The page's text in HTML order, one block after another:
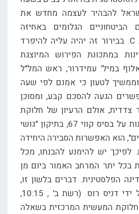
להבהיר לעצמה מחדש את
הביטחוניים הגלומים באחיזה
הישראלית במרחב C. בבירור זה יהיה עליה להיפרד
במתכונת הפירוש המיוצגת
במיל' עמידרור, ראש המל"ל
לטעון כי אמנם לפי שעה
הגעה להסכם קבע, ומסוכן
צדדית, אולם הרעיון של חלוקת
המרחב לשתי מדינות על בסיס קווי 67, בתיקון "גושי
הוא האפשרות הסבירה היחידה
לפיכך יש להימנע להבנתו, מכל
בכל יתר המרחב האמור ביום מן
הפלסטינית. דברים בלשון זו,
וברוח זו נאמרו על ידי דניס רוס. (רשת ב' , 10:15,
המחלוקת המעשית המרכזית בשאלה